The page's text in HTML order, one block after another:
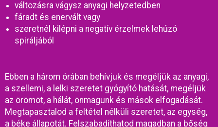
változásra vágysz anyagi helyzetedben
fáradt és enervált vagy
szeretnél kilépni a negatív érzelmek lehúzó
spiráljából
Ebben a három órában behívjuk és megéljük az anyagi,
a szellemi, a lelki szeretet gyógyító hatását, megéljük
az örömöt, a hálát, önmagunk és mások elfogadását.
Megtapasztalod a feltétel nélküli szeretet, az egység,
a béke állapotát. Felszabadíthatod magadban a bőség